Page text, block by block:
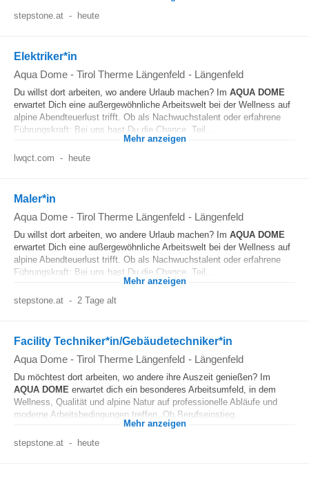
stepstone.at - heute
Elektriker*in
Aqua Dome - Tirol Therme Längenfeld - Längenfeld
Du willst dort arbeiten, wo andere Urlaub machen? Im AQUA DOME
erwartet Dich eine außergewöhnliche Arbeitswelt bei der Wellness auf
alpine Abendteuerlust trifft. Ob als Nachwuchstalent oder erfahrene
Führungskraft: Bei uns hast Du die Chance, Teil...
Mehr anzeigen
lwqct.com - heute
Maler*in
Aqua Dome - Tirol Therme Längenfeld - Längenfeld
Du willst dort arbeiten, wo andere Urlaub machen? Im AQUA DOME
erwartet Dich eine außergewöhnliche Arbeitswelt bei der Wellness auf
alpine Abendteuerlust trifft. Ob als Nachwuchstalent oder erfahrene
Führungskraft: Bei uns hast Du die Chance, Teil...
Mehr anzeigen
stepstone.at - 2 Tage alt
Facility Techniker*in/Gebäudetechniker*in
Aqua Dome - Tirol Therme Längenfeld - Längenfeld
Du möchtest dort arbeiten, wo andere ihre Auszeit genießen? Im
AQUA DOME erwartet dich ein besonderes Arbeitsumfeld, in dem
Wellness, Qualität und alpine Natur auf professionelle Abläufe und
moderne Arbeitsbedingungen treffen. Ob Berufseinstieg...
Mehr anzeigen
stepstone.at - heute